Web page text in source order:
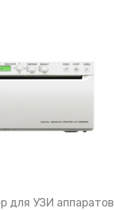
для УЗИ аппаратов